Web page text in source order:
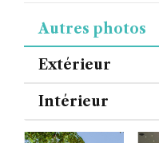
Autres photos
Extérieur
Intérieur